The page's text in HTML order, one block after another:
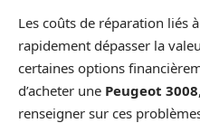
Les coûts de réparation liés
rapidement dépasser la
certaines options
d’acheter une Peugeot 3008
renseigner sur ces